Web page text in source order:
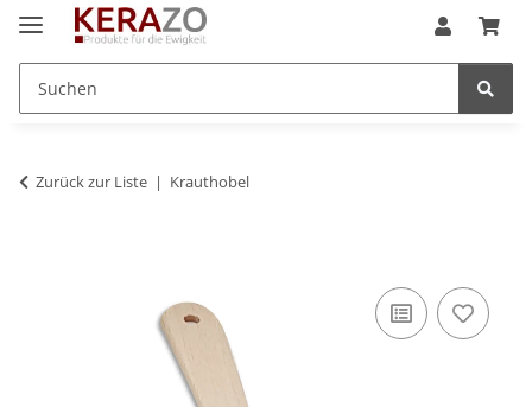
Zurück zur Liste Krauthobel